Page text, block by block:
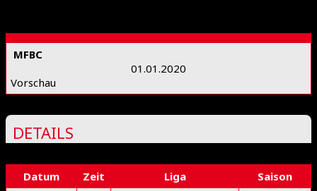
MFBC
01.01.2020
Vorschau
DETAILS
Datum Zeit Liga
Saison